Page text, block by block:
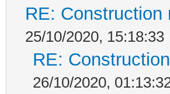
RE:
25/10/2020, 15:18:33
RE:
26/10/2020,